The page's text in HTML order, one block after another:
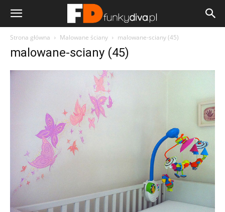
Strona główna Malowane ściany malowane-sciany (45)
malowane-sciany (45)